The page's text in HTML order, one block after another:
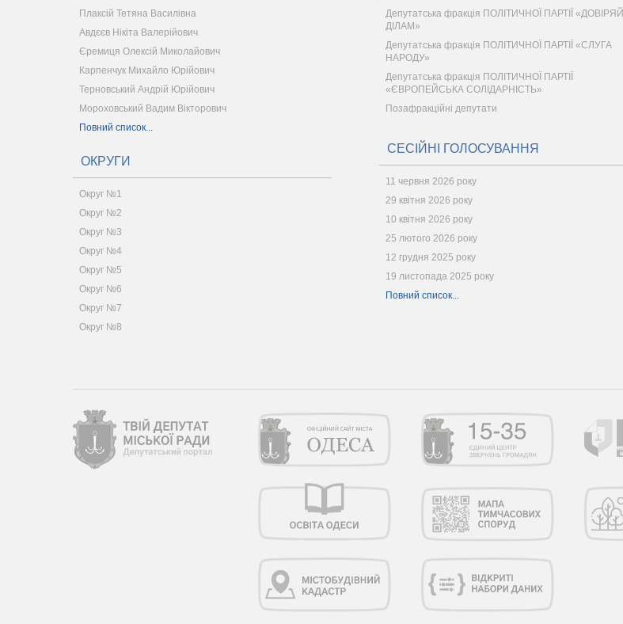
Плаксій Тетяна Василівна
Авдєєв Нікіта Валерійович
Єремиця Олексій Миколайович
Карпенчук Михайло Юрійович
Терновський Андрій Юрійович
Мороховський Вадим Вікторович
Повний список...
ОКРУГИ
Округ №1
Округ №2
Округ №3
Округ №4
Округ №5
Округ №6
Округ №7
Округ №8
Депутатська фракція ПОЛІТИЧНОЇ ПАРТІЇ «ДОВІРЯЙ
ДІЛАМ»
Депутатська фракція ПОЛІТИЧНОЇ ПАРТІЇ «СЛУГА
НАРОДУ»
Депутатська фракція ПОЛІТИЧНОЇ ПАРТІЇ
«ЄВРОПЕЙСЬКА СОЛІДАРНІСТЬ»
Позафракційні депутати
СЕСІЙНІ ГОЛОСУВАННЯ
11 червня 2026 року
29 квітня 2026 року
10 квітня 2026 року
25 лютого 2026 року
12 грудня 2025 року
19 листопада 2025 року
Повний список...